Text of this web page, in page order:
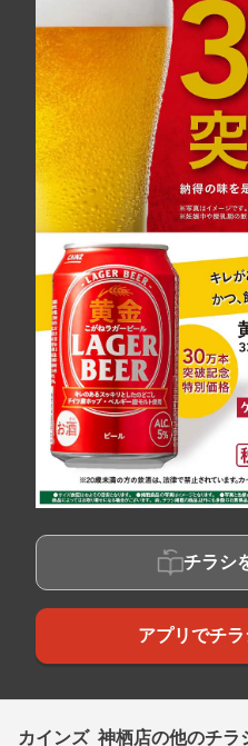
チラシ
アプリでチ
カインズ 神栖店の他のチラ